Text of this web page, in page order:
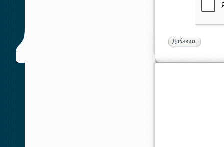
Добавить